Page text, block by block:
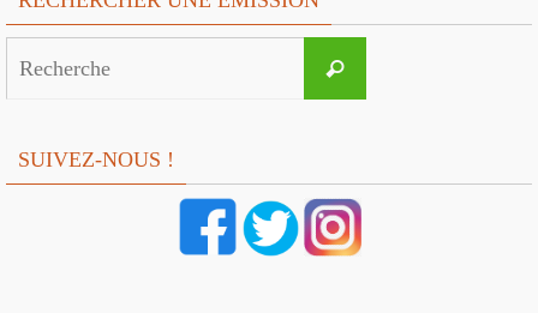
Recherche
SUIVEZ-NOUS !